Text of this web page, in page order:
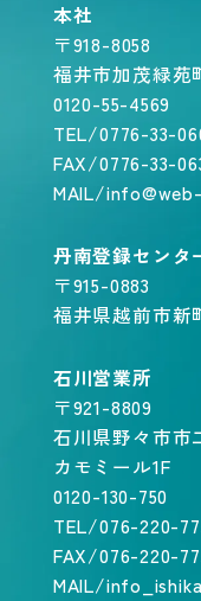
本社
〒918-8058
福井市加茂緑苑
0120-55-4569
TEL/0776-33-
FAX/0776-33-
MAIL/
丹南登録センタ
〒915-0883
福井県越前市新
石川営業所
〒921-8809
石川県野々市市
カモミール1F
0120-130-750
TEL/076-220-
FAX/076-220-
MAIL/